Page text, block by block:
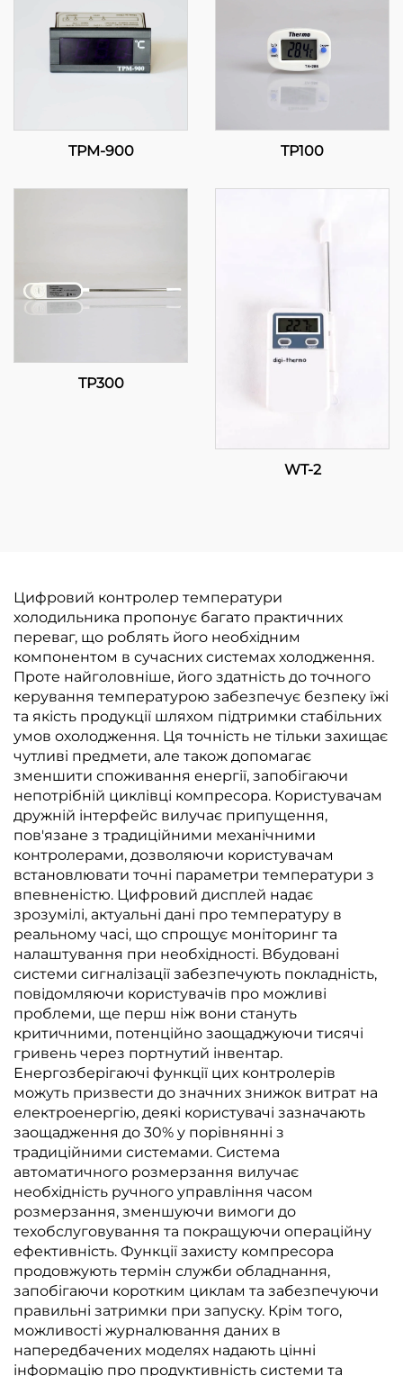
TPM-900 TP100
TP300
WT-2
Цифровий контролер температури
холодильника пропонує багато практичних
переваг, що роблять його необхідним
компонентом в сучасних системах холодження.
Проте найголовніше, його здатність до точного
керування температурою забезпечує безпеку їжі
та якість продукції шляхом підтримки стабільних
умов охолодження. Ця точність не тільки захищає
чутливі предмети, але також допомагає
зменшити споживання енергії, запобігаючи
непотрібній циклівці компресора. Користувачам
дружній інтерфейс вилучає припущення,
пов'язане з традиційними механічними
контролерами, дозволяючи користувачам
встановлювати точні параметри температури з
впевненістю. Цифровий дисплей надає
зрозумілі, актуальні дані про температуру в
реальному часі, що спрощує моніторинг та
налаштування при необхідності. Вбудовані
системи сигналізації забезпечують покладність,
повідомляючи користувачів про можливі
проблеми, ще перш ніж вони стануть
критичними, потенційно заощаджуючи тисячі
гривень через портнутий інвентар.
Енергозберігаючі функції цих контролерів
можуть призвести до значних знижок витрат на
електроенергію, деякі користувачі зазначають
заощадження до 30% у порівнянні з
традиційними системами. Система
автоматичного розмерзання вилучає
необхідність ручного управління часом
розмерзання, зменшуючи вимоги до
техобслуговування та покращуючи операційну
ефективність. Функції захисту компресора
продовжують термін служби обладнання,
запобігаючи коротким циклам та забезпечуючи
правильні затримки при запуску. Крім того,
можливості журналювання даних в
напередбачених моделях надають цінні
інформацію про продуктивність системи та